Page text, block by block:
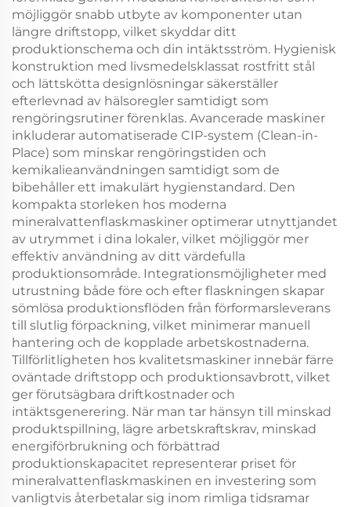
möjliggör snabb utbyte av komponenter utan
längre driftstopp, vilket skyddar ditt
produktionschema och din intäktsström. Hygienisk
konstruktion med livsmedelsklassat rostfritt stål
och lättskötta designlösningar säkerställer
efterlevnad av hälsoregler samtidigt som
rengöringsrutiner förenklas. Avancerade maskiner
inkluderar automatiserade CIP-system (Clean-in-
Place) som minskar rengöringstiden och
kemikalieanvändningen samtidigt som de
bibehåller ett imakulärt hygienstandard. Den
kompakta storleken hos moderna
mineralvattenflaskmaskiner optimerar utnyttjandet
av utrymmet i dina lokaler, vilket möjliggör mer
effektiv användning av ditt värdefulla
produktionsområde. Integrationsmöjligheter med
utrustning både före och efter flaskningen skapar
sömlösa produktionsflöden från förformarsleverans
till slutlig förpackning, vilket minimerar manuell
hantering och de kopplade arbetskostnaderna.
Tillförlitligheten hos kvalitetsmaskiner innebär färre
oväntade driftstopp och produktionsavbrott, vilket
ger förutsägbara driftkostnader och
intäktsgenerering. När man tar hänsyn till minskad
produktspillning, lägre arbetskraftskrav, minskad
energiförbrukning och förbättrad
produktionskapacitet representerar priset för
mineralvattenflaskmaskinen en investering som
vanligtvis återbetalar sig inom rimliga tidsramar